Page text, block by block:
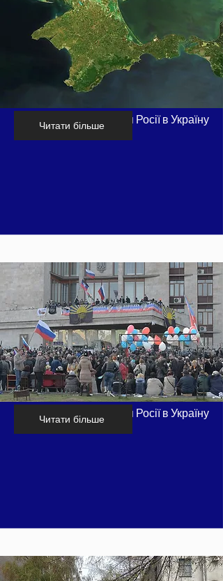
Хронологія вторгнення Росії в Україну
Читати більше
Хронологія вторгнення Росії в Україну
Читати більше